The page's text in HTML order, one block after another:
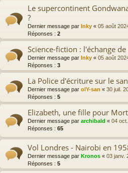
Le supercontinent
?
Dernier message par Inky « 05 août
Réponses : 2
Science-fiction : l'échange
Dernier message par Inky « 05 août
Réponses : 3
La Police d'écriture sur le
Dernier message par olY-san « 30 juil.
Réponses : 5
Elizabeth, une fille pour
Dernier message par archibald « 04
Réponses : 65
Vol Londres - Nairobi en
Dernier message par Kronos « 03 janv.
Réponses : 5